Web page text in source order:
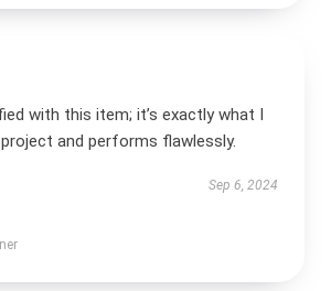
with this item; it’s exactly what I
and performs flawlessly.
Sep 6, 2024